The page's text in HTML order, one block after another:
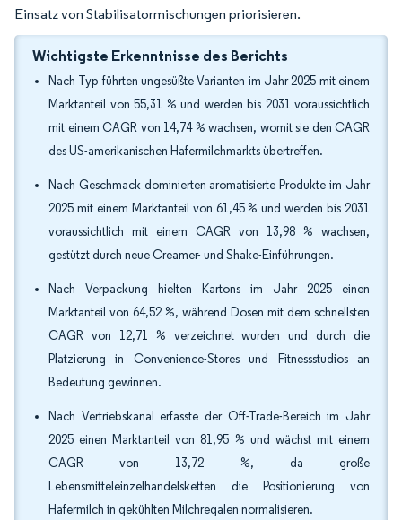
Einsatz von Stabilisatormischungen priorisieren.
Wichtigste Erkenntnisse des Berichts
Nach Typ führten ungesüßte Varianten im Jahr 2025 mit einem
Marktanteil von 55,31 % und werden bis 2031 voraussichtlich
mit einem CAGR von 14,74 % wachsen, womit sie den CAGR
des US-amerikanischen Hafermilchmarkts übertreffen.
Nach Geschmack dominierten aromatisierte Produkte im Jahr
2025 mit einem Marktanteil von 61,45 % und werden bis 2031
voraussichtlich mit einem CAGR von 13,98 % wachsen,
gestützt durch neue Creamer- und Shake-Einführungen.
Nach Verpackung hielten Kartons im Jahr 2025 einen
Marktanteil von 64,52 %, während Dosen mit dem schnellsten
CAGR von 12,71 % verzeichnet wurden und durch die
Platzierung in Convenience-Stores und Fitnessstudios an
Bedeutung gewinnen.
Nach Vertriebskanal erfasste der Off-Trade-Bereich im Jahr
2025 einen Marktanteil von 81,95 % und wächst mit einem
CAGR von 13,72 %, da große
Lebensmitteleinzelhandelsketten die Positionierung von
Hafermilch in gekühlten Milchregalen normalisieren.